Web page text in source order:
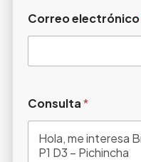
Correo electrónico
Consulta*